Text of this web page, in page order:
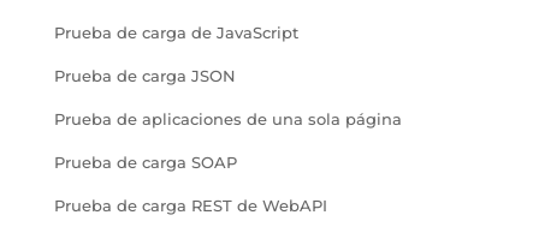
Prueba de carga de JavaScript
Prueba de carga JSON
Prueba de aplicaciones de una sola página
Prueba de carga SOAP
Prueba de carga REST de WebAPI